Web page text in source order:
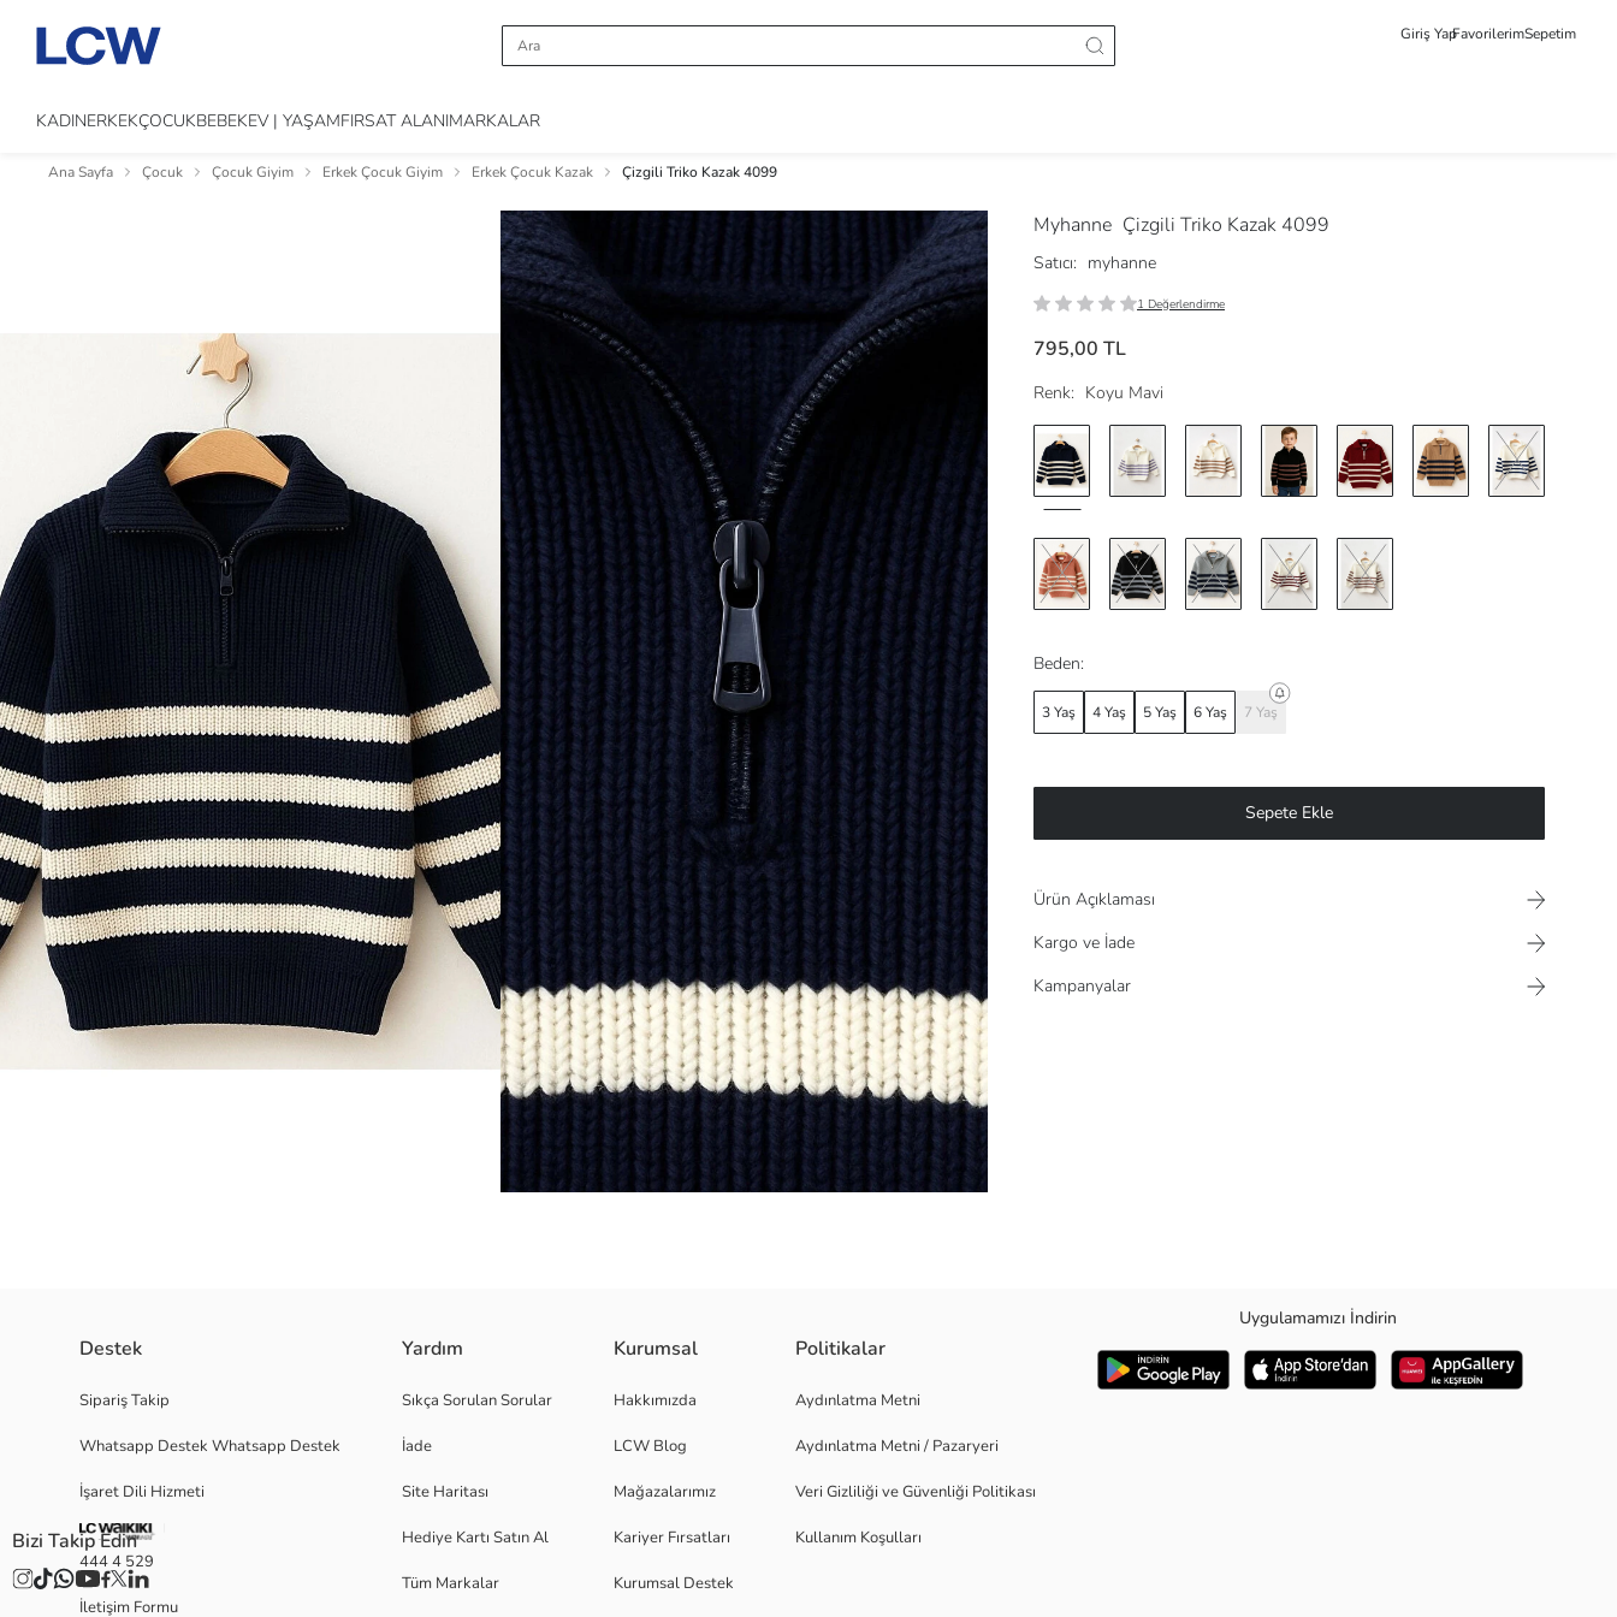
Giriş YapFavorilerimSepetim
KADINERKEKÇOCUKBEBEKEV | YAŞAMFIRSAT ALANIMARKALAR
Ana Sayfa Çocuk Çocuk Giyim Erkek Çocuk Giyim Erkek Çocuk Kazak Çizgili Triko Kazak 4099
Myhanne Çizgili Triko Kazak 4099
Satıcı: myhanne
1 Değerlendirme
795,00 TL
Renk: Koyu Mavi
Beden:
3 Yaş 4 Yaş 5 Yaş 6 Yaş 7 Yaş
Sepete Ekle
Ürün Açıklaması
Kargo ve İade
Kampanyalar
%100 akrilik kumaştan üretilen bu zarif çocuk kazakları tam size göre! Yumuşak dokusu sayesinde ciltte tahrişe neden olmaz ve uzun süreli kullanımlarda bile rahatlık sunar. Dayanıklı yapısı sayesinde defalarca yıkansa
bile formunu ve rengini korur. Farklı renk seçenekleriyle tarzınıza uygun kombinler yapabilirsiniz. Lacivert ve kahverengi çizgili tasarımlar, sade ve modern bir görünüm sağlarken, yarım fermuar detayı hem pratik
Marka:
Cinsiyet:
Kalıp:
Destek
Sipariş Takip
Whatsapp Destek Whatsapp Destek
İşaret Dili Hizmeti
444 4 529
İletişim Formu
Yardım
Sıkça Sorulan Sorular
İade
Site Haritası
Hediye Kartı Satın Al
Tüm Markalar
Kurumsal
Hakkımızda
LCW Blog
Mağazalarımız
Kariyer Fırsatları
Kurumsal Destek
Politikalar
Aydınlatma Metni
Aydınlatma Metni / Pazaryeri
Veri Gizliliği ve Güvenliği Politikası
Kullanım Koşulları
Uygulamamızı İndirin
Bizi Takip Edin